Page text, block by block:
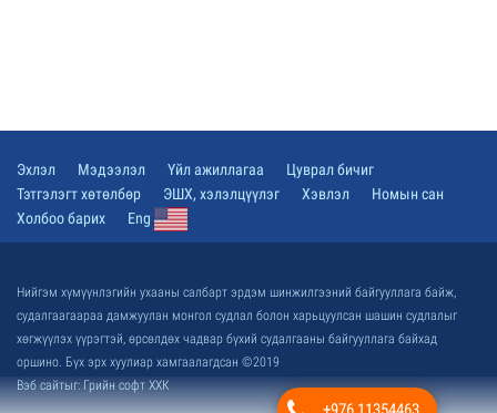
Эхлэл Мэдээлэл Үйл ажиллагаа
Цуврал бичиг
Тэтгэлэгт хөтөлбөр
ЭШХ, хэлэлцүүлэг Хэвлэл
Номын сан
Холбоо барих
Eng
Нийгэм хүмүүнлэгийн ухааны салбарт эрдэм шинжилгээний байгууллага байж,
судалгаагаараа дамжуулан монгол судлал болон харьцуулсан шашин судлалыг
хөгжүүлэх үүрэгтэй, өрсөлдөх чадвар бүхий судалгааны байгууллага байхад
оршино. Бүх эрх хуулиар хамгаалагдсан ©2019
Вэб сайтыг:Грийн софт ХХК